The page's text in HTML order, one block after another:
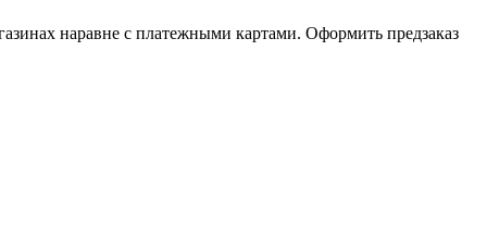
наравне с платежными картами. Оформить предзаказ